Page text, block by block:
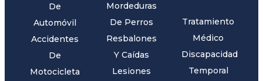
De
Automóvil
Accidentes
De
Motocicleta
Mordeduras
De Perros
Resbalones
Y Caídas
Lesiones
Tratamiento
Médico
Discapacidad
Temporal